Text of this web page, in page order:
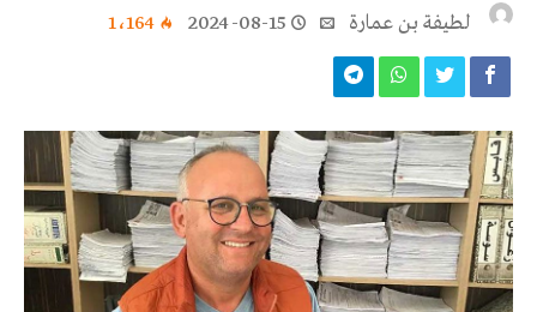
لطيفة بن عمارة 2024-08-15 1٬164